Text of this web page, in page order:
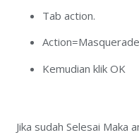
Tab action.
Action=Masquerade
Kemudian klik OK
Jika sudah Selesai Maka